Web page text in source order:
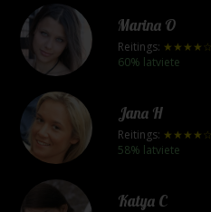
Marina O
Reitings: ★★★★☆
60% latviete
Jana H
Reitings: ★★★★☆
58% latviete
Katya C